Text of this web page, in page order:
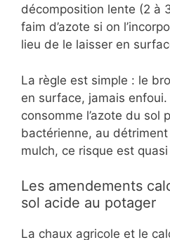
décomposition lente (2 à
faim d’azote si on
lieu de le laisser en
La règle est simple : le
en surface, jamais
consomme l’azote du sol
bactérienne, au
mulch, ce risque est quasi
Les amendements
sol acide au potager
La chaux agricole et le